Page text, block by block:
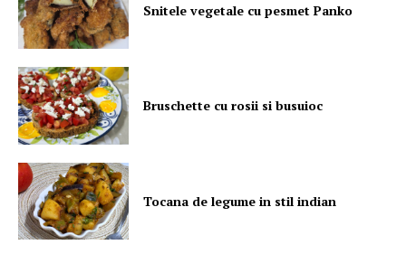
Snitele vegetale cu pesmet Panko
Bruschette cu rosii si busuioc
Tocana de legume in stil indian